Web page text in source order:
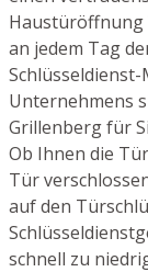
Haustüröffnung
an jedem Tag
Unternehmens
Grillenberg für
Ob Ihnen die
Tür
auf den
schnell zu